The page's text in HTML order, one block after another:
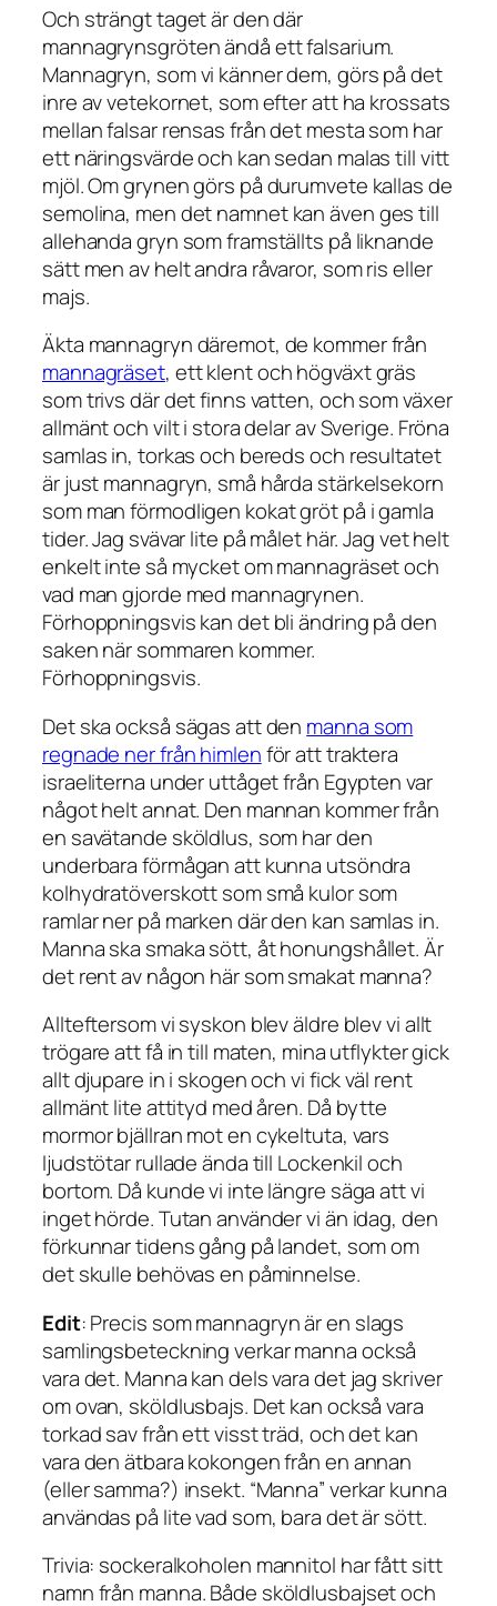
Och strängt taget är den där
mannagrynsgröten ändå ett falsarium.
Mannagryn, som vi känner dem, görs på det
inre av vetekornet, som efter att ha krossats
mellan falsar rensas från det mesta som har
ett näringsvärde och kan sedan malas till vitt
mjöl. Om grynen görs på durumvete kallas de
semolina, men det namnet kan även ges till
allehanda gryn som framställts på liknande
sätt men av helt andra råvaror, som ris eller
majs.
Äkta mannagryn däremot, de kommer från
mannagräset, ett klent och högväxt gräs
som trivs där det finns vatten, och som växer
allmänt och vilt i stora delar av Sverige. Fröna
samlas in, torkas och bereds och resultatet
är just mannagryn, små hårda stärkelsekorn
som man förmodligen kokat gröt på i gamla
tider. Jag svävar lite på målet här. Jag vet helt
enkelt inte så mycket om mannagräset och
vad man gjorde med mannagrynen.
Förhoppningsvis kan det bli ändring på den
saken när sommaren kommer.
Förhoppningsvis.
Det ska också sägas att den manna som
regnade ner från himlenför att traktera
israeliterna under uttåget från Egypten var
något helt annat. Den mannan kommer från
en savätande sköldlus, som har den
underbara förmågan att kunna utsöndra
kolhydratöverskott som små kulor som
ramlar ner på marken där den kan samlas in.
Manna ska smaka sött, åt honungshållet. Är
det rent av någon här som smakat manna?
Allteftersom vi syskon blev äldre blev vi allt
trögare att få in till maten, mina utflykter gick
allt djupare in i skogen och vi fick väl rent
allmänt lite attityd med åren. Då bytte
mormor bjällran mot en cykeltuta, vars
ljudstötar rullade ända till Lockenkil och
bortom. Då kunde vi inte längre säga att vi
inget hörde. Tutan använder vi än idag, den
förkunnar tidens gång på landet, som om
det skulle behövas en påminnelse.
Edit: Precis sommannagrynär en slags
samlingsbeteckning verkarmannaockså
vara det. Manna kan dels vara det jag skriver
om ovan, sköldlusbajs. Det kan också vara
torkad sav från ett visst träd, och det kan
vara den ätbara kokongen från en annan
(eller samma?) insekt. “Manna” verkar kunna
användas på lite vad som, bara det är sött.
Trivia: sockeralkoholen mannitol har fått sitt
namn från manna. Både sköldlusbajset och